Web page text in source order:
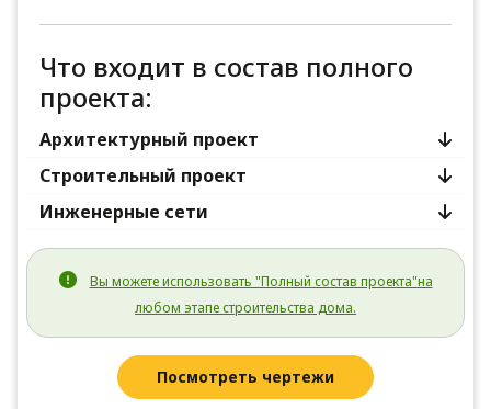
Что входит в состав полного
проекта:
Архитектурный проект
Строительный проект
Инженерные сети
Вы можете использовать "Полный состав проекта"на
любом этапе строительства дома.
Посмотреть чертежи